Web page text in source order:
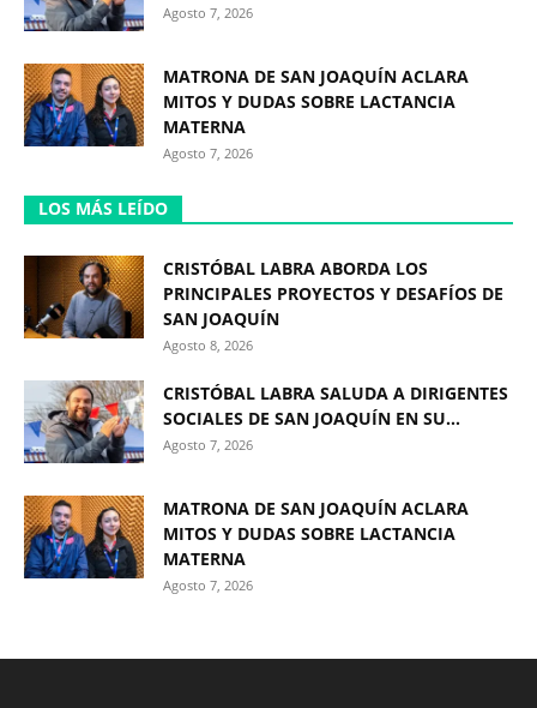
Agosto 7, 2026
MATRONA DE SAN JOAQUÍN ACLARA
MITOS Y DUDAS SOBRE LACTANCIA
MATERNA
Agosto 7, 2026
LOS MÁS LEÍDO
CRISTÓBAL LABRA ABORDA LOS
PRINCIPALES PROYECTOS Y DESAFÍOS DE
SAN JOAQUÍN
Agosto 8, 2026
CRISTÓBAL LABRA SALUDA A DIRIGENTES
SOCIALES DE SAN JOAQUÍN EN SU...
Agosto 7, 2026
MATRONA DE SAN JOAQUÍN ACLARA
MITOS Y DUDAS SOBRE LACTANCIA
MATERNA
Agosto 7, 2026